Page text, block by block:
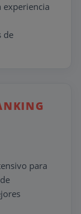
experiencia
de
para